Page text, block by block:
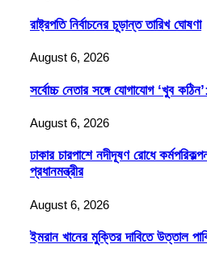
রাষ্ট্রপতি নির্বাচনের চূড়ান্ত তারিখ ঘোষণা
August 6, 2026
সর্বোচ্চ নেতার সঙ্গে যোগাযোগ ‘খুব
August 6, 2026
ঢাকার চারপাশে নদীদূষণ রোধে
প্রধানমন্ত্রীর
August 6, 2026
ইমরান খানের মুক্তির দাবিতে উত্তাল